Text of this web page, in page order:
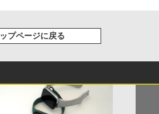
ップページに戻る